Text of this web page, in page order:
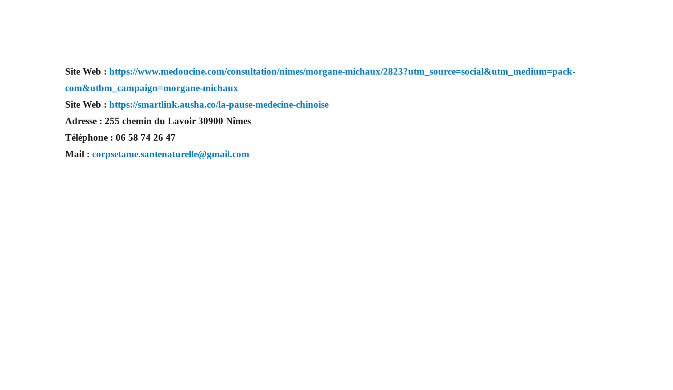
Site Web :https://www.medoucine.com/consultation/nimes/morgane-michaux/2823?utm_source=social&utm_medium=pack-
com&utbm_campaign=morgane-michaux
Site Web :https://smartlink.ausha.co/la-pause-medecine-chinoise
Adresse :255 chemin du Lavoir 30900 Nîmes
Téléphone :06 58 74 26 47
Mail :corpsetame.santenaturelle@gmail.com